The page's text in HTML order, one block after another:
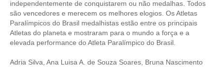
independentemente de conquistarem ou não medalhas. Todos
são vencedores e merecem os melhores elogios. Os Atletas
Paralímpicos do Brasil medalhistas estão entre os principais
Atletas do planeta e mostraram para o mundo a força e a
elevada performance do Atleta Paralímpico do Brasil.
Adria Silva, Ana Luisa A. de Souza Soares, Bruna Nascimento